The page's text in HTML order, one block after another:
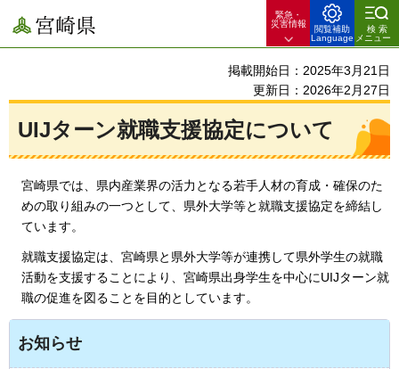
宮崎県
緊急・
災害情報
閲覧補助
Language
検索
メニュー
掲載開始日：2025年3月21日
更新日：2026年2月27日
UIJターン就職支援協定について
宮崎県では、県内産業界の活力となる若手人材の育成・確保のた
めの取り組みの一つとして、県外大学等と就職支援協定を締結し
ています。
就職支援協定は、宮崎県と県外大学等が連携して県外学生の就職
活動を支援することにより、宮崎県出身学生を中心にUIJターン就
職の促進を図ることを目的としています。
お知らせ